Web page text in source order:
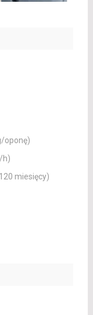
oponę)
h)
miesięcy)